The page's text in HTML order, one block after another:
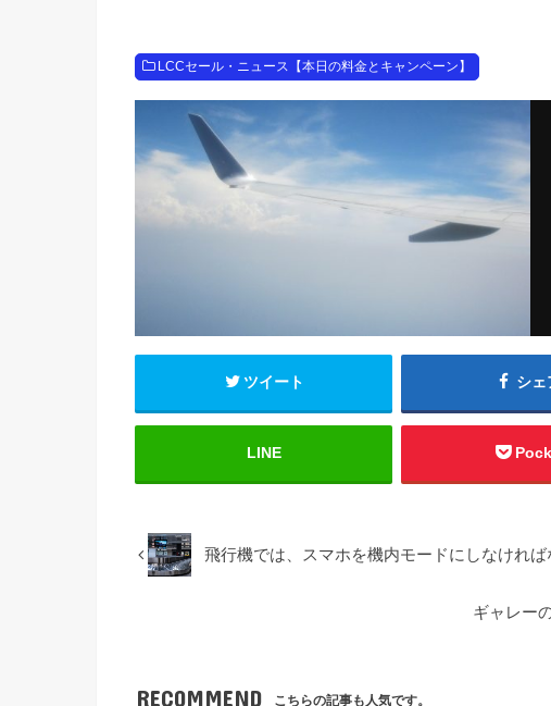
LCCセール・ニュース【本日の料金とキャンペーン】
ツイート シェ
LINE
飛行機では、スマホを機内モードにしなければ
ギャレー
RECOMMEND こちらの記事も人気です。